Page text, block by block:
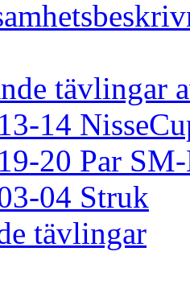
tävlingar
14
20 Par
04 Struk
tävlingar